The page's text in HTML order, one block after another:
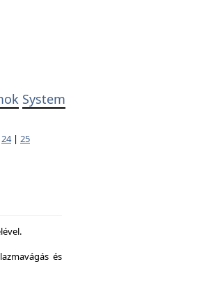
System
24| 25
és